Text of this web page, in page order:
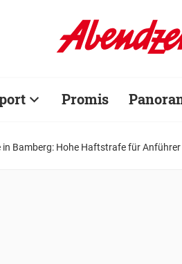
Promis
in Bamberg: Hohe Haftstrafe für Anführer